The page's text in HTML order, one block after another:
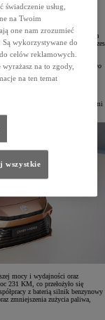
aut wyróżnił dwa modele
nagrody, a Highlander
Camry została zdobyła dwa
Families”. Mike Tripp, wiceprezes
sportem, wydajnego
zespołów inżynierów,
w USA”.
amerykańskim. W nowej
design przedniego pasa z nowymi
najnowsze technologie.
mocy i wydajności oraz
231 KM, co przełożyło się
z baterią silnik benzynowy
zmniejszenia zużycia paliwa,
usług,
na Twoim
one nam zrozumieć
wykorzystywane do
celów reklamowych.
na to zgody,
na ten temat
wszystkie